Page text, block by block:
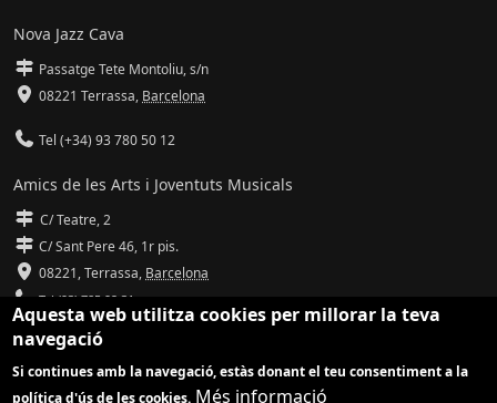
Nova Jazz Cava
Passatge Tete Montoliu, s/n
08221 Terrassa, Barcelona
Tel (+34) 93 780 50 12
Amics de les Arts i Joventuts Musicals
C/ Teatre, 2
C/ Sant Pere 46, 1r pis.
08221,Terrassa, Barcelona
Tel (93) 785 92 31
info@amicsdelesarts-jjmm.cat
www.amicsdelesarts-jjmm.cat
Aquesta web utilitza cookies per millorar la teva
navegació
Si continues amb la navegació, estàs donant el teu consentiment a la
política d'ús de les cookies. Més informació